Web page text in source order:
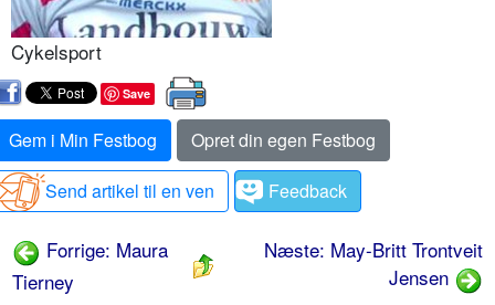
Cykelsport
Save
Gem i Min Festbog
Opret din egen Festbog
Send artikel til en ven
Feedback
Forrige: Maura
Tierney
Næste: May-Britt Trontveit
Jensen